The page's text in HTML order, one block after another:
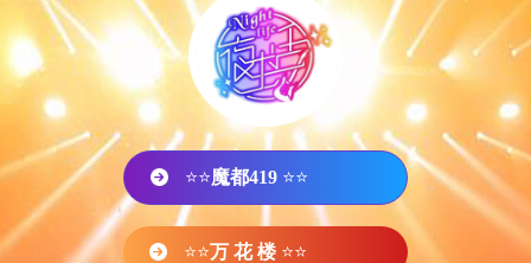
⭐⭐魔都419 ⭐⭐
⭐⭐万 花 楼 ⭐⭐